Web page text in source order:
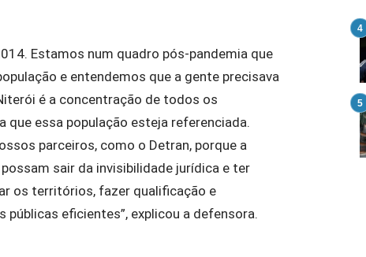
Estamos num quadro pós-pandemia que
e entendemos que a gente precisava
é a concentração de todos os
essa população esteja referenciada.
parceiros, como o Detran, porque a
sair da invisibilidade jurídica e ter
os territórios, fazer qualificação e
eficientes”, explicou a defensora.